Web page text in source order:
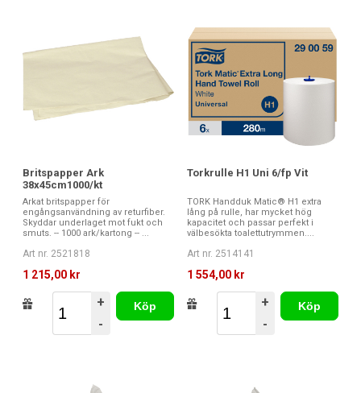
Britspapper Ark
38x45cm1000/kt
Arkat britspapper för
engångsanvändning av returfiber.
Skyddar underlaget mot fukt och
smuts. -- 1000 ark/kartong -- ...
Art nr. 2521818
1 215,00 kr
+
-
Köp
Torkrulle H1 Uni 6/fp Vit
TORK Handduk Matic® H1 extra
lång på rulle, har mycket hög
kapacitet och passar perfekt i
välbesökta toalettutrymmen....
Art nr. 2514141
1 554,00 kr
+
-
Köp